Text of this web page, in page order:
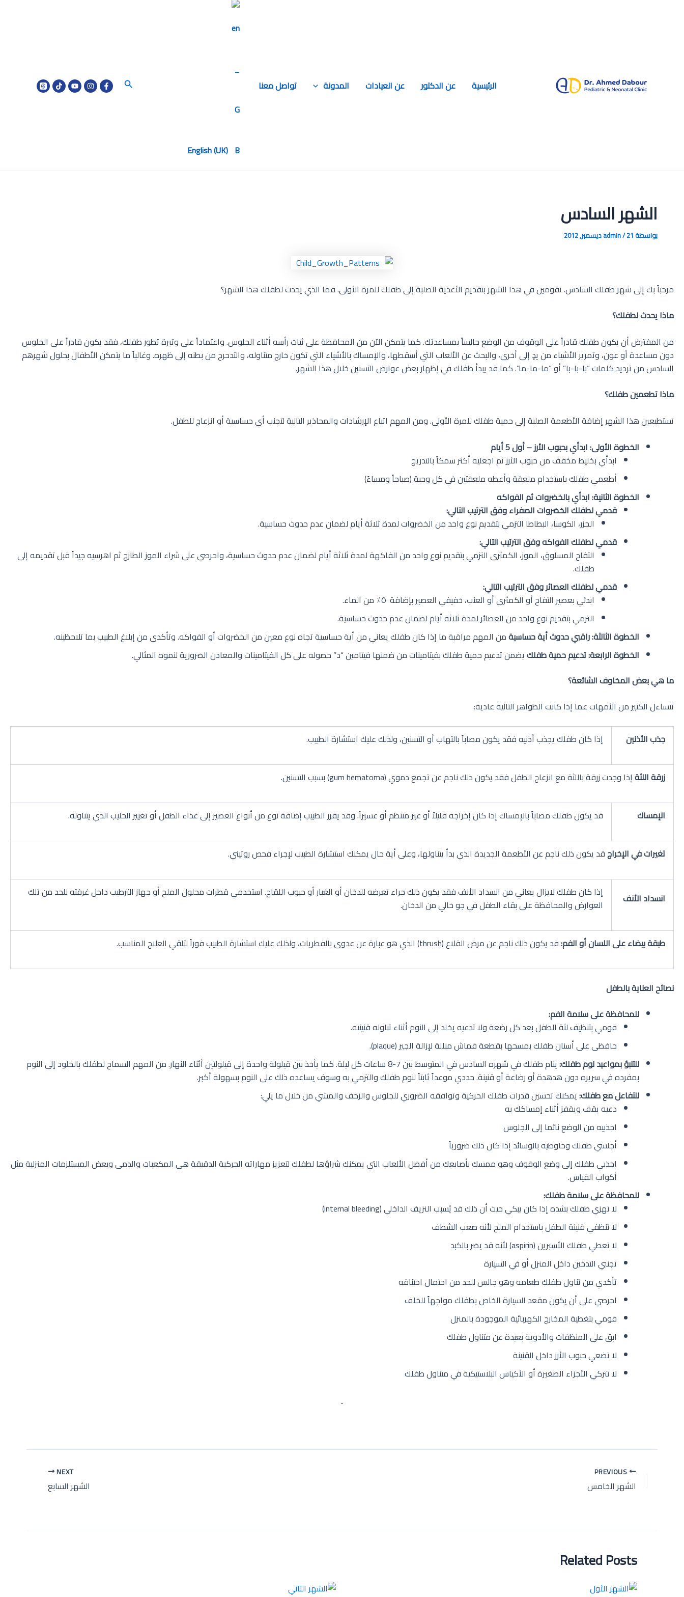
الرئيسية عن الدكتور عن العيادات المدونة تواصل معنا
English (UK)
البحث
الشهر السادس
بواسطة admin/21 ديسمبر, 2012
مرحباً بك إلى شهر طفلك السادس. تقومين في هذا الشهر بتقديم الأغذية الصلبة إلى طفلك للمرة الأولى. فما الذي يحدث لطفلك هذا الشهر؟
ماذا يحدث لطفلك؟
من المفترض أن يكون طفلك قادراً على الوقوف من الوضع جالساً بمساعدتك. كما يتمكن الآن من المحافظة على ثبات رأسه أثناء الجلوس. واعتماداً على وتيرة تطور طفلك، فقد يكون قادراً على الجلوس
دون مساعدة أو عون، وتمرير الأشياء من يدٍ إلى أخرى، والبحث عن الألعاب التي أسقطها، والإمساك بالأشياء التي تكون خارج متناوله، والتدحرج من بطنه إلى ظهره. وغالباً ما يتمكن الأطفال بحلول شهرهم
السادس من ترديد كلمات “با-با-با” أو “ما-ما-ما”. كما قد يبدأ طفلك في إظهار بعض عوارض التسنين خلال هذا الشهر.
ماذا تطعمين طفلك؟
تستطيعين هذا الشهر إضافة الأطعمة الصلبة إلى حمية طفلك للمرة الأولى. ومن المهم اتباع الإرشادات والمحاذير التالية لتجنب أي حساسية أو انزعاج للطفل.
الخطوة الأولى: ابدأي بحبوب الأرز – أول 5 أيام
ابدأي بخليط مخفف من حبوب الأرز ثم اجعليه أكثر سمكاً بالتدريج
أطعمي طفلك باستخدام ملعقة وأعطه ملعقتين في كل وجبة (صباحاً ومساءً)
الخطوة الثانية: ابدأي بالخضروات ثم الفواكه
قدمي لطفلك الخضروات الصفراء وفق الترتيب التالي:
الجزر، الكوسا، البطاطا التزمي بتقديم نوع واحد من الخضروات لمدة ثلاثة أيام لضمان عدم حدوث حساسية.
قدمي لطفلك الفواكه وفق الترتيب التالي:
التفاح المسلوق، الموز، الكمثرى التزمي بتقديم نوع واحد من الفاكهة لمدة ثلاثة أيام لضمان عدم حدوث حساسية، واحرصي على شراء الموز الطازج ثم اهرسيه جيداً قبل تقديمه إلى
طفلك.
قدمي لطفلك العصائر وفق الترتيب التالي:
ابدئي بعصير التفاح أو الكمثرى أو العنب، خفيفي العصير بإضافة ٥٠٪ من الماء.
التزمي بتقديم نوع واحد من العصائر لمدة ثلاثة أيام لضمان عدم حدوث حساسية.
الخطوة الثالثة: راقبي حدوث أية حساسيةمن المهم مراقبة ما إذا كان طفلك يعاني من أية حساسية تجاه نوع معين من الخضروات أو الفواكه. وتأكدي من إبلاغ الطبيب بما تلاحظينه.
الخطوة الرابعة: تدعيم حمية طفلك يضمن تدعيم حمية طفلك بفيتامينات من ضمنها فيتامين “د” حصوله على كل الفيتامينات والمعادن الضرورية لنموه المثالي.
ما هي بعض المخاوف الشائعة؟
تتساءل الكثير من الأمهات عما إذا كانت الظواهر التالية عادية:
جذب الأذنين إذا كان طفلك يجذب أذنيه فقد يكون مصاباً بالتهاب أو التسنين، ولذلك عليك استشارة الطبيب.
زرقة اللثةإذا وجدت زرقة باللثة مع انزعاج الطفل فقد يكون ذلك ناجم عن تجمع دموي (gum hematoma) بسبب التسنين.
الإمساك قد يكون طفلك مصاباً بالإمساك إذا كان إخراجه قليلاً أو غير منتظم أو عسيراً. وقد يقرر الطبيب إضافة نوع من أنواع العصير إلى غذاء الطفل أو تغيير الحليب الذي يتناوله.
تغيرات في الإخراجقد يكون ذلك ناجم عن الأطعمة الجديدة الذي بدأ يتناولها، وعلى أية حال يمكنك استشارة الطبيب لإجراء فحص روتيني.
انسداد الأنف
إذا كان طفلك لايزال يعاني من انسداد الأنف فقد يكون ذلك جراء تعرضه للدخان أو الغبار أو حبوب اللقاح. استخدمي قطرات محلول الملح أو جهاز الترطيب داخل غرفته للحد من تلك
العوارض والمحافظة على بقاء الطفل في جو خالي من الدخان.
طبقة بيضاء على اللسان أو الفم:قد يكون ذلك ناجم عن مرض القلاع (thrush) الذي هو عبارة عن عدوى بالفطريات، ولذلك عليك استشارة الطبيب فوراً لتلقي العلاج المناسب.
نصائح العناية بالطفل
للمحافظة على سلامة الفم:
قومي بتنظيف لثة الطفل بعد كل رضعة ولا تدعيه يخلد إلى النوم أثناء تناوله قنينته.
حافظى على أسنان طفلك بمسحها بقطعة قماش مبللة لإزالة الجير (plaque).
للتنبؤ بمواعيد نوم طفلك:
ينام طفلك في شهره السادس في المتوسط بين 7-8 ساعات كل ليلة. كما يأخذ بين قيلولة واحدة إلى قيلولتين أثناء النهار. من المهم السماح لطفلك بالخلود إلى النوم
بمفرده في سريره دون هدهدة أو رضاعة أو قنينة. حددي موعداً ثابتاً لنوم طفلك والتزمي به وسوف يساعده ذلك على النوم بسهولة أكبر.
للتفاعل مع طفلك:يمكنك تحسين قدرات طفلك الحركية وتوافقه الضروري للجلوس والزحف والمشي من خلال ما يلي:
دعيه يقف ويقفز أثناء إمساكك به
اجذبيه من الوضع نائما إلى الجلوس
أجلسي طفلك وحاوطيه بالوسائد إذا كان ذلك ضرورياً
اجذبي طفلك إلى وضع الوقوف وهو ممسك بأصابعك من أفضل الألعاب التي يمكنك شراؤها لطفلك لتعزيز مهاراته الحركية الدقيقة هي المكعبات والدمى وبعض المستلزمات المنزلية مثل
أكواب القياس.
للمحافظة على سلامة طفلك:
لا تهزي طفلك بشده إذا كان يبكي حيث أن ذلك قد يُسبب النزيف الداخلي (internal bleeding)
لا تنظفي قنينة الطفل باستخدام الملح لأنه صعب الشطف
لا تعطي طفلك الأسبرين (aspirin) لأنه قد يضر بالكبد
تجنبي التدخين داخل المنزل أو في السيارة
تأكدي من تناول طفلك طعامه وهو جالس للحد من احتمال اختناقه
احرصي على أن يكون مقعد السيارة الخاص بطفلك مواجهاً للخلف
قومي بتغطية المخارج الكهربائية الموجودة بالمنزل
ابق على المنظفات والأدوية بعيدة عن متناول طفلك
لا تضعي حبوب الأرز داخل القنينة
لا تتركي الأجزاء الصغيرة أو الأكياس البلاستيكية في متناول طفلك
Post
navigation
الشهر الخامس
NEXT
الشهر السابع
Related Posts